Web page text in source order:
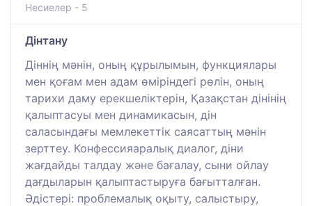
Несиелер - 5
Дінтану
Діннің мәнін, оның құрылымын, функциялары
мен қоғам мен адам өміріндегі рөлін, оның
тарихи даму ерекшеліктерін, Қазақстан дінінің
қалыптасуы мен динамикасын, дін
саласындағы мемлекеттік саясаттың мәнін
зерттеу. Конфессияаралық диалог, діни
жағдайды талдау және бағалау, сыни ойлау
дағдыларын қалыптастыруға бағытталған.
Әдістері: проблемалық оқыту, салыстыру,